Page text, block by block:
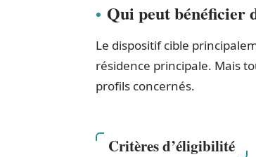
Qui peut bénéficier
Le dispositif cible
résidence principale. Mais
profils concernés.
Critères d’éligibilité